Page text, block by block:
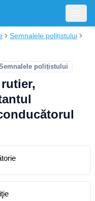
Semnalele polițistului
polițistului